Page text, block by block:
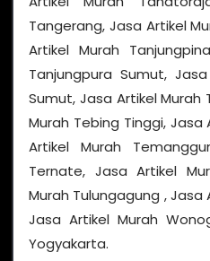
Tangerang, Jasa Artikel
Artikel Murah
Tanjungpura Sumut,
Sumut, Jasa Artikel Murah
Murah Tebing Tinggi, Jasa
Artikel Murah
Ternate, Jasa Artikel
Murah Tulungagung , Jasa
Jasa Artikel Murah
Yogyakarta.